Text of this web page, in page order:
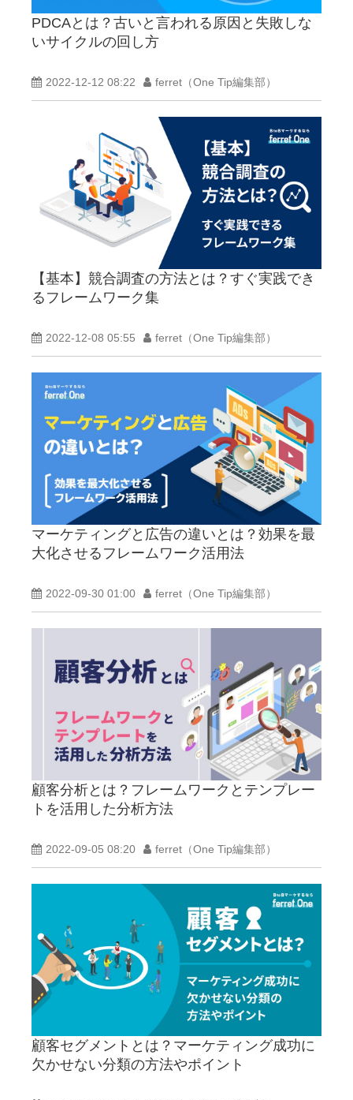
PDCAとは？古いと言われる原因と失敗しな
いサイクルの回し方
2022-12-12 08:22 ferret（One Tip編集部）
【基本】競合調査の方法とは？すぐ実践でき
るフレームワーク集
2022-12-08 05:55 ferret（One Tip編集部）
マーケティングと広告の違いとは？効果を最
大化させるフレームワーク活用法
2022-09-30 01:00 ferret（One Tip編集部）
顧客分析とは？フレームワークとテンプレー
トを活用した分析方法
2022-09-05 08:20 ferret（One Tip編集部）
顧客セグメントとは？マーケティング成功に
欠かせない分類の方法やポイント